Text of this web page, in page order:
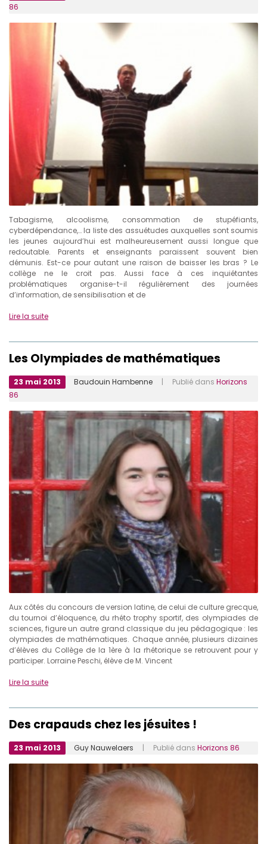
86
Tabagisme, alcoolisme, consommation de stupéfiants,
cyberdépendance,… la liste des assuétudes auxquelles sont soumis
les jeunes aujourd’hui est malheureusement aussi longue que
redoutable. Parents et enseignants paraissent souvent bien
démunis. Est-ce pour autant une raison de baisser les bras ? Le
collège ne le croit pas. Aussi face à ces inquiétantes
problématiques organise-t-il régulièrement des journées
d’information, de sensibilisation et de
Lire la suite
Les Olympiades de mathématiques
23 mai 2013 Baudouin Hambenne | Publié dans Horizons
86
Aux côtés du concours de version latine, de celui de culture grecque,
du tournoi d’éloquence, du rhéto trophy sportif, des olympiades de
sciences, figure un autre grand classique du jeu pédagogique : les
olympiades de mathématiques. Chaque année, plusieurs dizaines
d’élèves du Collège de la 1ère à la rhétorique se retrouvent pour y
participer. Lorraine Peschi, élève de M. Vincent
Lire la suite
Des crapauds chez les jésuites !
23 mai 2013 Guy Nauwelaers | Publié dans Horizons 86